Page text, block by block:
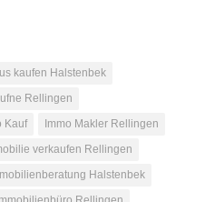
kaufen Halstenbek
Rellingen
Kauf
Immo Makler Rellingen
verkaufen Rellingen
Halstenbek